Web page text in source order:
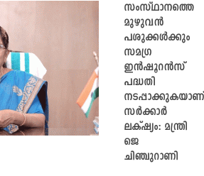
സംസ്ഥാനത്തെ
മുഴുവന്‍
പശുക്കള്‍ക്കും
സമഗ്ര
ഇന്‍ഷൂറന്‍സ്
പദ്ധതി
നടപ്പാക്കുകയാണ്
സര്‍ക്കാര്‍
ലക്‌ഷ്യം: മന്ത്രി
ജെ
ചിഞ്ചുറാണി